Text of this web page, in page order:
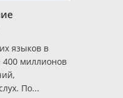
языков в
400 миллионов
По...